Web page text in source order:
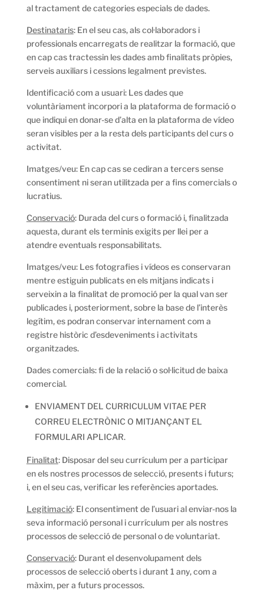
al tractament de categories especials de dades.
Destinataris: En el seu cas, als col·laboradors i
professionals encarregats de realitzar la formació, que
en cap cas tractessin les dades amb finalitats pròpies,
serveis auxiliars i cessions legalment previstes.
Identificació com a usuari: Les dades que
voluntàriament incorpori a la plataforma de formació o
que indiqui en donar-se d’alta en la plataforma de vídeo
seran visibles per a la resta dels participants del curs o
activitat.
Imatges/veu: En cap cas se cediran a tercers sense
consentiment ni seran utilitzada per a fins comercials o
lucratius.
Conservació: Durada del curs o formació i, finalitzada
aquesta, durant els terminis exigits per llei per a
atendre eventuals responsabilitats.
Imatges/veu: Les fotografies i vídeos es conservaran
mentre estiguin publicats en els mitjans indicats i
serveixin a la finalitat de promoció per la qual van ser
publicades i, posteriorment, sobre la base de l’interès
legítim, es podran conservar internament com a
registre històric d’esdeveniments i activitats
organitzades.
Dades comercials: fi de la relació o sol·licitud de baixa
comercial.
ENVIAMENT DEL CURRICULUM VITAE PER
CORREU ELECTRÒNIC O MITJANÇANT EL
FORMULARI APLICAR.
Finalitat: Disposar del seu currículum per a participar
en els nostres processos de selecció, presents i futurs;
i, en el seu cas, verificar les referències aportades.
Legitimació: El consentiment de l’usuari al enviar-nos la
seva informació personal i currículum per als nostres
processos de selecció de personal o de voluntariat.
Conservació: Durant el desenvolupament dels
processos de selecció oberts i durant 1 any, com a
màxim, per a futurs processos.